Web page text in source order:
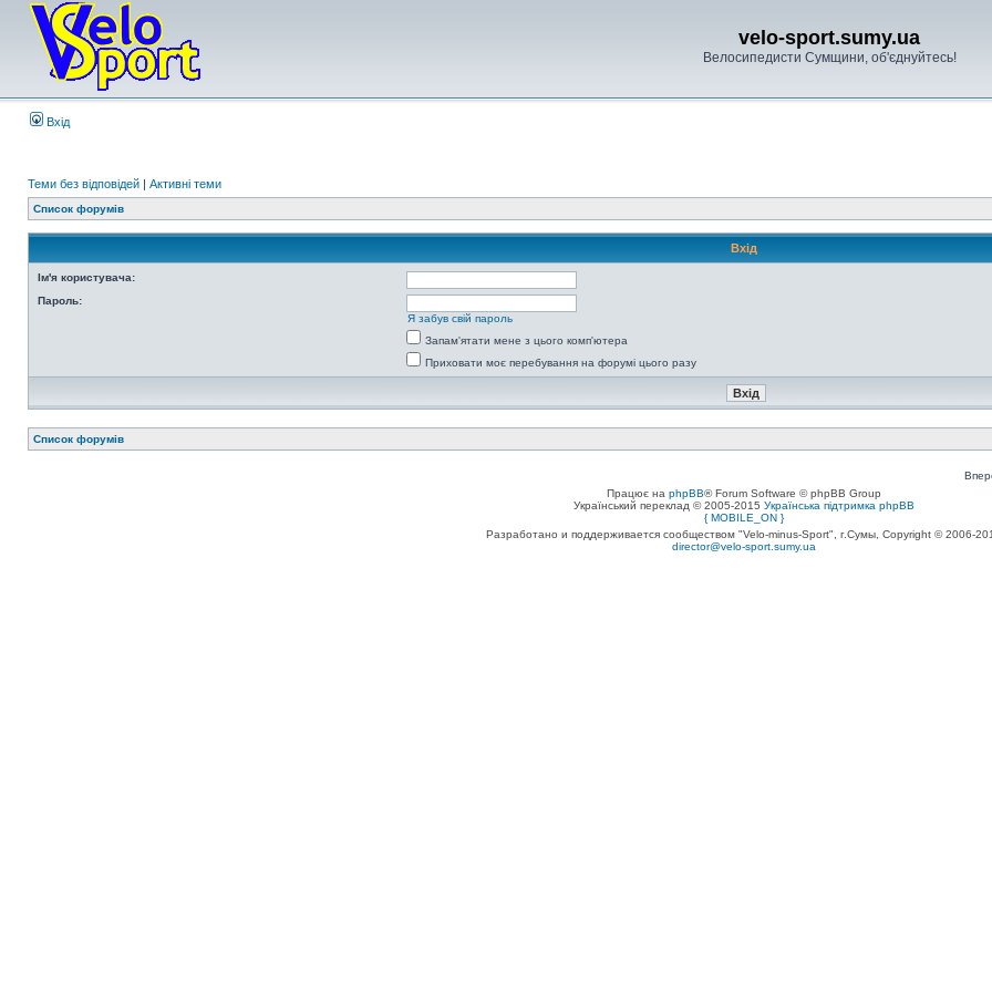
velo-sport.sumy.ua
Велосипедисти Сумщини, об'єднуйтесь!
Вхід
Теми без відповідей | Активні теми
Список форумів
Вхід
Ім'я користувача:
Пароль:
Я забув свій пароль
Запам'ятати мене з цього комп'ютера
Приховати моє перебування на форумі цього разу
Список форумів
Працює на phpBB® Forum Software © phpBB Group
Український переклад © 2005-2015 Українська підтримка phpBB
{ MOBILE_ON }
Разработано и поддерживается сообществом "Velo-minus-Sport", г.Сумы, Copyright © 2006-
director@velo-sport.sumy.ua